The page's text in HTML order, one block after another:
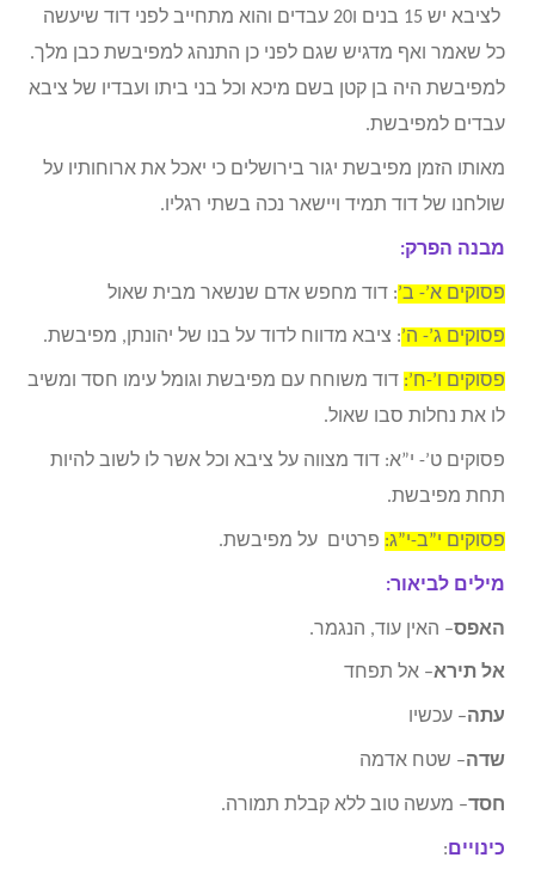
לציבא יש 15 בנים ו20 עבדים והוא מתחייב לפני דוד שיעשה
כל שאמר ואף מדגיש שגם לפני כן התנהג למפיבשת כבן מלך.
למפיבשת היה בן קטן בשם מיכא וכל בני ביתו ועבדיו של ציבא
עבדים למפיבשת.
מאותו הזמן מפיבשת יגור בירושלים כי יאכל את ארוחותיו על
שולחנו של דוד תמיד ויישאר נכה בשתי רגליו.
מבנה הפרק:
פסוקים א’- ב’: דוד מחפש אדם שנשאר מבית שאול
פסוקים ג’- ה’: ציבא מדווח לדוד על בנו של יהונתן, מפיבשת.
פסוקים ו’-ח’: דוד משוחח עם מפיבשת וגומל עימו חסד ומשיב
לו את נחלות סבו שאול.
פסוקים ט’- י”א: דוד מצווה על ציבא וכל אשר לו לשוב להיות
תחת מפיבשת.
פסוקים י”ב-י”ג: פרטים על מפיבשת.
מילים לביאור:
האפס– האין עוד, הנגמר.
אל תירא– אל תפחד
עתה– עכשיו
שדה– שטח אדמה
חסד– מעשה טוב ללא קבלת תמורה.
כינויים :